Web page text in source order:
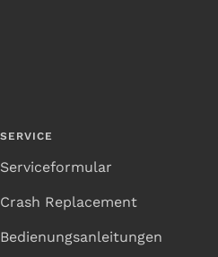
SERVICE
Serviceformular
Crash Replacement
Bedienungsanleitungen